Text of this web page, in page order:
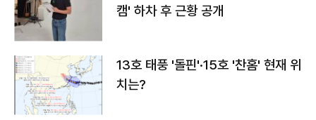
캠' 하차 후 근황 공개
13호 태풍 '돌핀'·15호 '찬홈' 현재 위
치는?